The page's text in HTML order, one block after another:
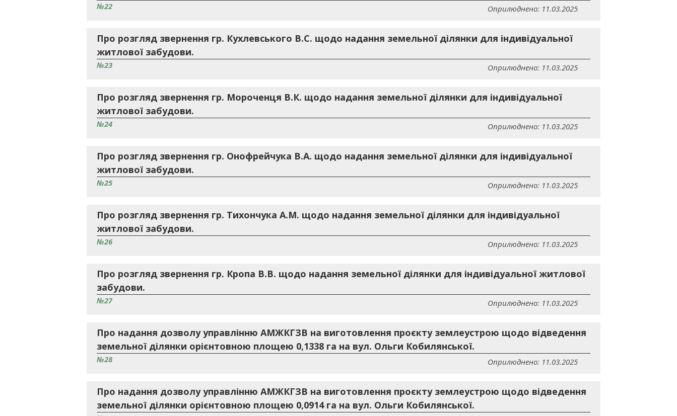
№22 Оприлюднено: 11.03.2025
Про розгляд звернення гр. Кухлевського В.С. щодо надання земельної ділянки для індивідуальної
житлової забудови.
№23 Оприлюднено: 11.03.2025
Про розгляд звернення гр. Мороченця В.К. щодо надання земельної ділянки для індивідуальної
житлової забудови.
№24 Оприлюднено: 11.03.2025
Про розгляд звернення гр. Онофрейчука В.А. щодо надання земельної ділянки для індивідуальної
житлової забудови.
№25 Оприлюднено: 11.03.2025
Про розгляд звернення гр. Тихончука А.М. щодо надання земельної ділянки для індивідуальної
житлової забудови.
№26 Оприлюднено: 11.03.2025
Про розгляд звернення гр. Кропа В.В. щодо надання земельної ділянки для індивідуальної житлової
забудови.
№27 Оприлюднено: 11.03.2025
Про надання дозволу управлінню АМЖКГЗВ на виготовлення проєкту землеустрою щодо відведення
земельної ділянки орієнтовною площею 0,1338 га на вул. Ольги Кобилянської.
№28 Оприлюднено: 11.03.2025
Про надання дозволу управлінню АМЖКГЗВ на виготовлення проєкту землеустрою щодо відведення
земельної ділянки орієнтовною площею 0,0914 га на вул. Ольги Кобилянської.